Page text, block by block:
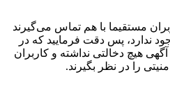
مستقیما با هم تماس می‌گیرند
ندارد، پس دقت فرمایید که در
هیچ دخالتی نداشته و کاربران
را در نظر بگیرند.